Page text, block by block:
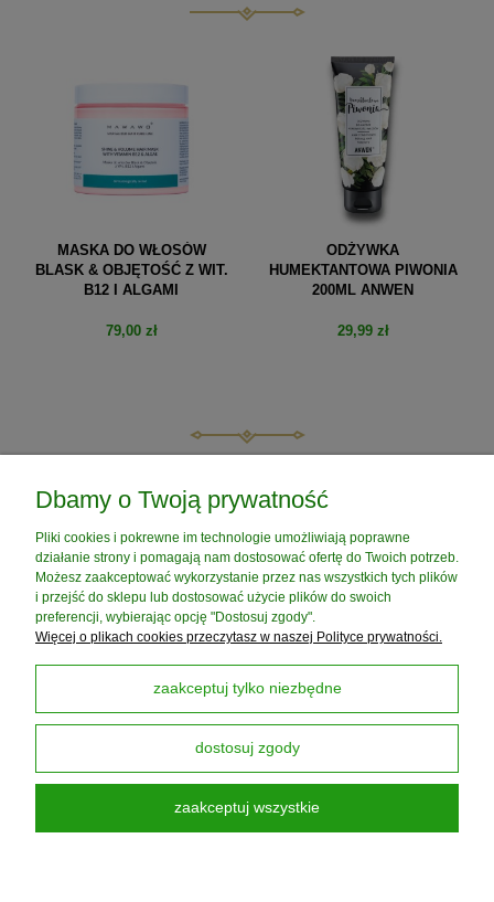
MASKA DO WŁOSÓW
BLASK & OBJĘTOŚĆ Z WIT.
B12 I ALGAMI
79,00 zł
do koszyka
ODŻYWKA
HUMEKTANTOWA PIWONIA
200ML ANWEN
29,99 zł
do koszyka
MOJE KONTO
PŁATNOŚCI I DOSTAWA
INFORMACJE
O NAS
Darmowa Dostawa od 199 zł
Dbamy o Twoją prywatność
Pliki cookies i pokrewne im technologie umożliwiają poprawne
działanie strony i pomagają nam dostosować ofertę do Twoich potrzeb.
Możesz zaakceptować wykorzystanie przez nas wszystkich tych plików
i przejść do sklepu lub dostosować użycie plików do swoich
preferencji, wybierając opcję "Dostosuj zgody".
Więcej o plikach cookies przeczytasz w naszej Polityce prywatności.
zaakceptuj tylko niezbędne
dostosuj zgody
zaakceptuj wszystkie